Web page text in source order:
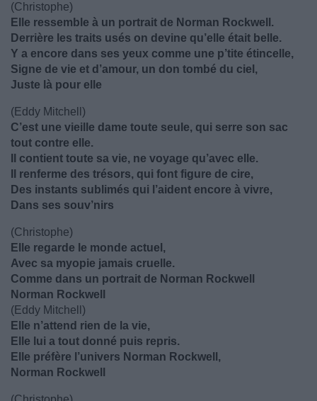
(Christophe)
Elle ressemble à un portrait de Norman Rockwell.
Derrière les traits usés on devine qu’elle était belle.
Y a encore dans ses yeux comme une p’tite étincelle,
Signe de vie et d’amour, un don tombé du ciel,
Juste là pour elle
(Eddy Mitchell)
C’est une vieille dame toute seule, qui serre son sac
tout contre elle.
Il contient toute sa vie, ne voyage qu’avec elle.
Il renferme des trésors, qui font figure de cire,
Des instants sublimés qui l’aident encore à vivre,
Dans ses souv’nirs
(Christophe)
Elle regarde le monde actuel,
Avec sa myopie jamais cruelle.
Comme dans un portrait de Norman Rockwell
Norman Rockwell
(Eddy Mitchell)
Elle n’attend rien de la vie,
Elle lui a tout donné puis repris.
Elle préfère l’univers Norman Rockwell,
Norman Rockwell